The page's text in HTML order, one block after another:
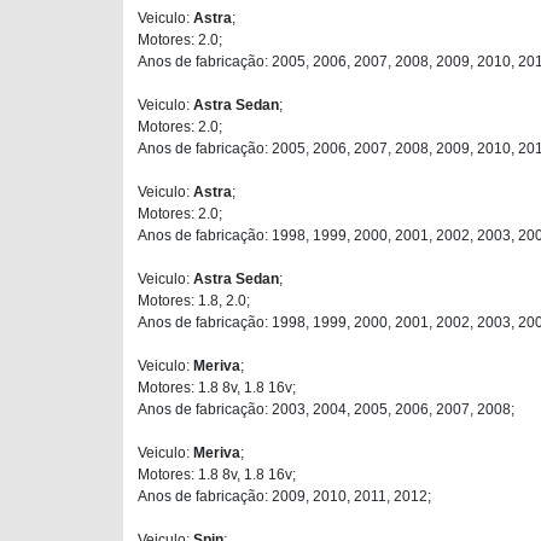
Veiculo: Astra;
Motores: 2.0;
Anos de fabricação: 2005, 2006, 2007, 2008, 2009, 2010,
Veiculo: Astra Sedan;
Motores: 2.0;
Anos de fabricação: 2005, 2006, 2007, 2008, 2009, 2010,
Veiculo: Astra;
Motores: 2.0;
Anos de fabricação: 1998, 1999, 2000, 2001, 2002, 2003,
Veiculo: Astra Sedan;
Motores: 1.8, 2.0;
Anos de fabricação: 1998, 1999, 2000, 2001, 2002, 2003,
Veiculo: Meriva;
Motores: 1.8 8v, 1.8 16v;
Anos de fabricação: 2003, 2004, 2005, 2006, 2007, 2008;
Veiculo: Meriva;
Motores: 1.8 8v, 1.8 16v;
Anos de fabricação: 2009, 2010, 2011, 2012;